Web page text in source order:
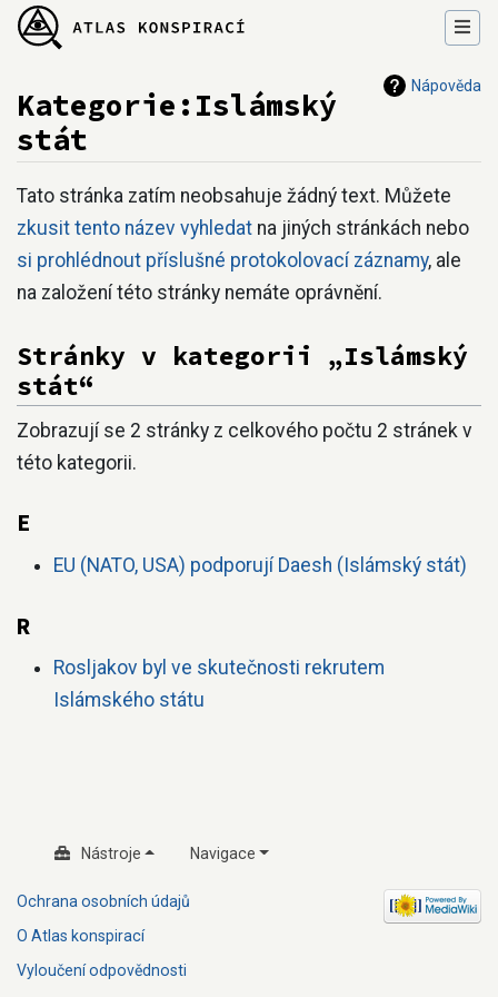
Nápověda
Kategorie:Islámský
stát
Přejít na:navigace, hledání
Tato stránka zatím neobsahuje žádný text. Můžete
zkusit tento název vyhledat na jiných stránkách nebo
si prohlédnout příslušné protokolovací záznamy, ale
na založení této stránky nemáte oprávnění.
Stránky v kategorii „Islámský
stát“
Zobrazují se 2 stránky z celkového počtu 2 stránek v
této kategorii.
E
EU (NATO, USA) podporují Daesh (Islámský stát)
R
Rosljakov byl ve skutečnosti rekrutem
Islámského státu
Nástroje Navigace
Ochrana osobních údajů
O Atlas konspirací
Vyloučení odpovědnosti